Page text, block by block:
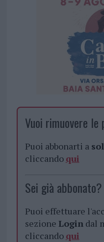
Vuoi rimuovere
Puoi abbonarti a
cliccando qui
Sei già abbonato?
Puoi effettuare
sezione Logindal
cliccando qui